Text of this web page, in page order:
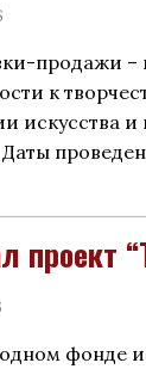
продажи –
к
искусства
Даты
проект
фонде